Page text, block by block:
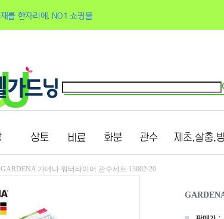
GARDENA 가데나 워터타이머 관수세트 13002-20